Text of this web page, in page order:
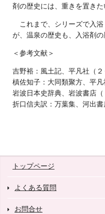
剤の歴史には、重きを置きた
これまで、シリーズで入浴
が、温泉の歴史も、入浴剤の
＜参考文献＞
吉野裕：風土記、平凡社（２
槙佐知子：大同類聚方、平凡
岩波日本史辞典、岩波書店（
折口信夫訳：万葉集、河出書
トップページ
よくある質問
お問合せ